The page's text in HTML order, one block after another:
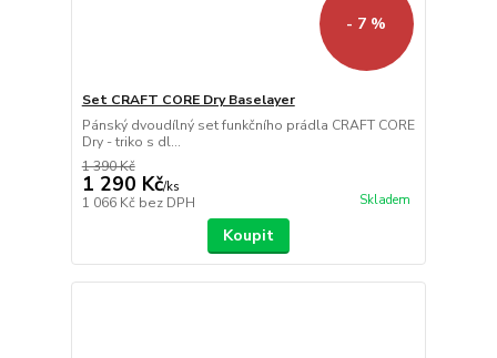
- 7 %
Set CRAFT CORE Dry Baselayer
Pánský dvoudílný set funkčního prádla CRAFT CORE
Dry - triko s dl...
1 390 Kč
1 290 Kč/ks
1 066 Kč bez DPH Skladem
Koupit